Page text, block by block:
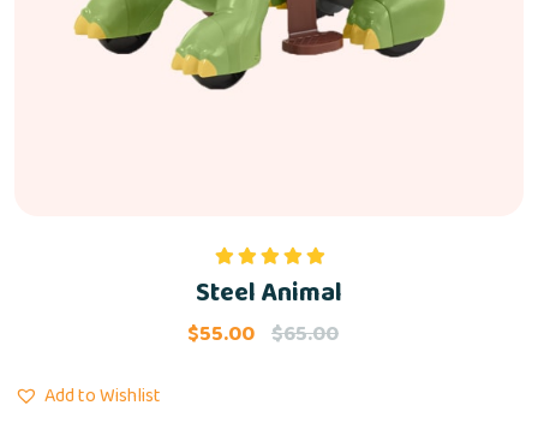
Rated
5.00
out of 5
Steel Animal
$55.00 $65.00
Add to Wishlist